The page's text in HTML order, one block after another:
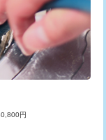
円~
円
円
円
円
円
円